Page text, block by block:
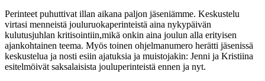
Perinteet puhuttivat illan aikana paljon jäseniämme. Keskustelu
virtasi menneistä jouluruokaperinteistä aina nykypäivän
kulutusjuhlan kritisointiin,mikä onkin aina joulun alla erityisen
ajankohtainen teema. Myös toinen ohjelmanumero herätti jäsenissä
keskustelua ja nosti esiin ajatuksia ja muistojakin: Jenni ja Kristiina
esitelmöivät saksalaisista jouluperinteistä ennen ja nyt.